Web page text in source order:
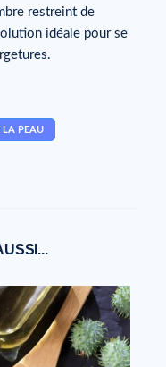
restreint de
idéale pour se
LA PEAU